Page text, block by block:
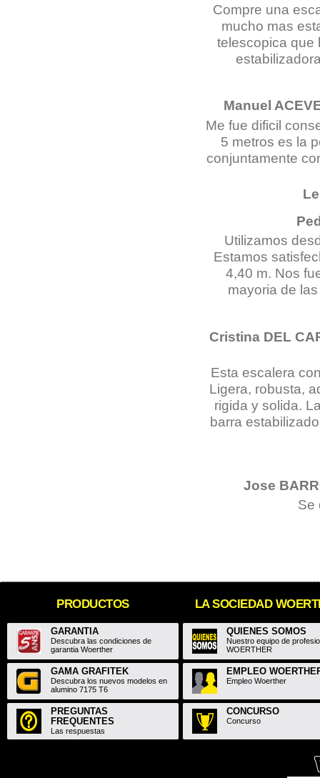
Compre una
mucho mas
telescopica que
Manuel
Me fue dificil
5 metros es la
conjuntamente
Utilizamos
Estamos
4,40 m. Nos
mayoria de
Cristina DEL
Esta escalera
Ligera, robusta,
rigida y solida.
barra
Jose
Se
PRODUCTOS
GARANTIA
Descubra las condiciones de
garantia Woerther
GAMA GRAFITEK
Descubra los nuevos modelos en
alumino 7175 T6
PREGUNTAS
FREQUENTES
Las respuestas
LA SOCIEDAD
QUIENES SOMOS
Nuestro equipo de
WOERTHER
EMPLEO
Empleo Woerther
CONCURSO
Concurso